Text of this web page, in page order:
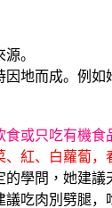
。
地而成。例
或只吃有機食
、紅、白蘿蔔
學問，她建
吃肉別劈腿